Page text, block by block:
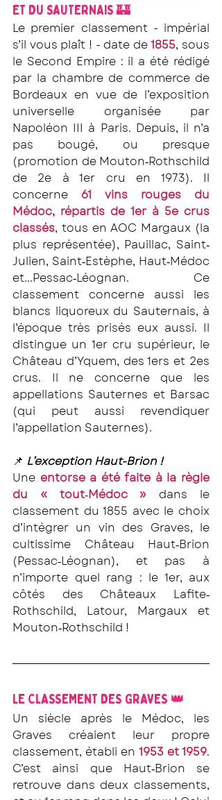
ET DU SAUTERNAIS 🏰
Le premier classement - impérial
s’il vous plaît ! - date de 1855, sous
le Second Empire : il a été rédigé
par la chambre de commerce de
Bordeaux en vue de l’exposition
universelle organisée par
Napoléon III à Paris. Depuis, il n’a
pas bougé, ou presque
(promotion de Mouton‐Rothschild
de 2e à 1er cru en 1973). Il
concerne 61 vins rouges du
Médoc, répartis de 1er à 5e crus
classés, tous en AOC Margaux (la
plus représentée), Pauillac, Saint‐
Julien, Saint‐Estèphe, Haut‐Médoc
et...Pessac‐Léognan. Ce
classement concerne aussi les
blancs liquoreux du Sauternais, à
l’époque très prisés eux aussi. Il
distingue un 1er cru supérieur, le
Château d’Yquem, des 1ers et 2es
crus. Il ne concerne que les
appellations Sauternes et Barsac
(qui peut aussi revendiquer
l’appellation Sauternes).
📌 L’exception Haut-Brion !
Une entorse a été faite à la règle
du « tout‐Médoc » dans le
classement du 1855 avec le choix
d’intégrer un vin des Graves, le
cultissime Château Haut‐Brion
(Pessac‐Léognan), et pas à
n’importe quel rang : le 1er, aux
côtés des Châteaux Lafite‐
Rothschild, Latour, Margaux et
Mouton‐Rothschild !
LE CLASSEMENT DES GRAVES 👑
Un siècle après le Médoc, les
Graves créaient leur propre
classement, établi en 1953 et 1959.
C’est ainsi que Haut‐Brion se
retrouve dans deux classements,